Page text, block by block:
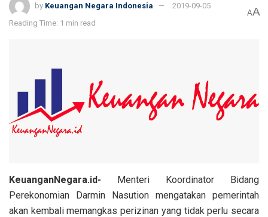
by Keuangan Negara Indonesia
2019-09-05
Reading Time: 1 min read
AA
KeuanganNegara.id- Menteri Koordinator Bidang
Perekonomian Darmin Nasution mengatakan pemerintah
akan kembali memangkas perizinan yang tidak perlu secara